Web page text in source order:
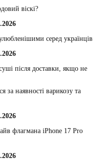
віскі?
серед українців
після доставки, якщо не
за наявності варикозу та
флагмана iPhone 17 Pro